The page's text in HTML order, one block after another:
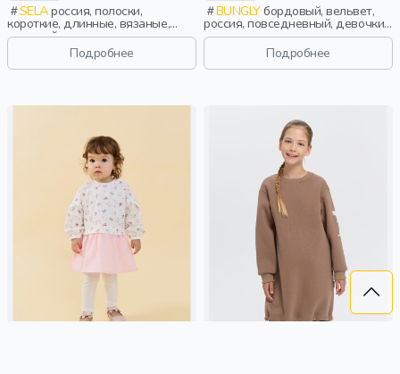
SELAроссия, полоски,
короткие, длинные, вязаные,
длинный рукав, однотон,
вышивка, вырез, круглый вырез,
клеш, девочки, дети
Подробнее
BUNGLYбордовый, вельвет,
россия, повседневный, девочки,
школьники, подростки, дети
Подробнее